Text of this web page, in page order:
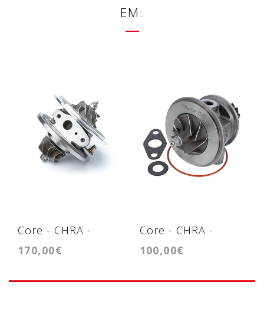
EM:
Core - CHRA -
Cartridge -
170,00€
Core - CHRA -
Cartridge
100,00€